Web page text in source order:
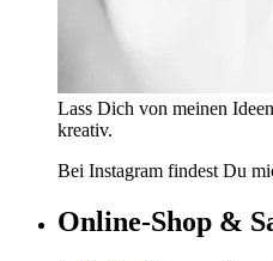
Lass Dich von meinen
kreativ.
Bei Instagram findest Du
Online-Shop &